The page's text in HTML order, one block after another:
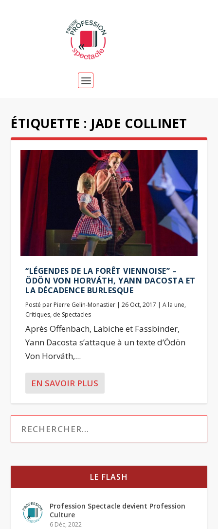
ÉTIQUETTE : JADE COLLINET
“LÉGENDES DE LA FORÊT VIENNOISE” –
ÖDÖN VON HORVÁTH, YANN DACOSTA ET
LA DÉCADENCE BURLESQUE
Posté par Pierre Gelin-Monastier |26 Oct, 2017 |A la une,
Critiques, de Spectacles
Après Offenbach, Labiche et Fassbinder,
Yann Dacosta s’attaque à un texte d’Ödön
Von Horváth,...
EN SAVOIR PLUS
LE FLASH
Profession Spectacle devient Profession
Culture
6 Déc, 2022